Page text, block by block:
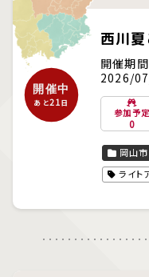
西川
開催中
あと21日
開催期間
2026/
参加予定
0
岡山市
ライト